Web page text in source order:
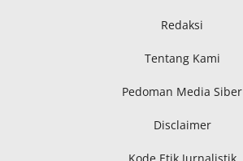
Redaksi
Tentang Kami
Pedoman Media Siber
Disclaimer
Kode Etik Jurnalistik